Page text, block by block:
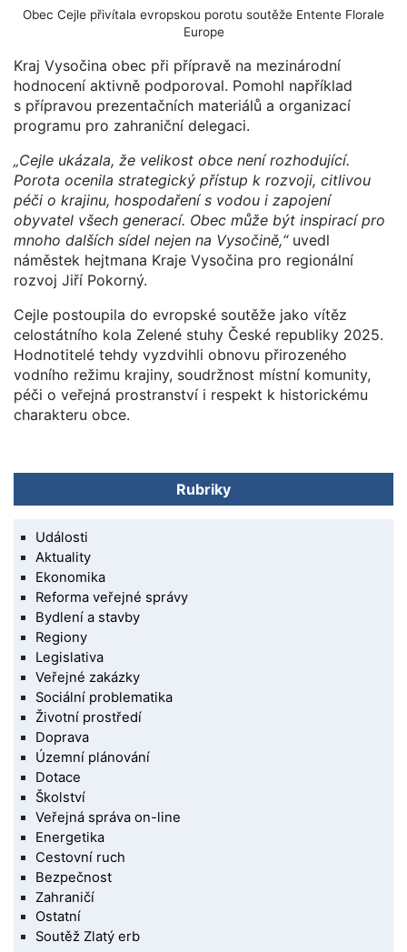
Obec Cejle přivítala evropskou porotu soutěže Entente Florale
Europe
Kraj Vysočina obec při přípravě na mezinárodní
hodnocení aktivně podporoval. Pomohl například
s přípravou prezentačních materiálů a organizací
programu pro zahraniční delegaci.
„Cejle ukázala, že velikost obce není rozhodující.
Porota ocenila strategický přístup k rozvoji, citlivou
péči o krajinu, hospodaření s vodou i zapojení
obyvatel všech generací. Obec může být inspirací pro
mnoho dalších sídel nejen na Vysočině,“uvedl
náměstek hejtmana Kraje Vysočina pro regionální
rozvoj Jiří Pokorný.
Cejle postoupila do evropské soutěže jako vítěz
celostátního kola Zelené stuhy České republiky 2025.
Hodnotitelé tehdy vyzdvihli obnovu přirozeného
vodního režimu krajiny, soudržnost místní komunity,
péči o veřejná prostranství i respekt k historickému
charakteru obce.
Rubriky
Události
Aktuality
Ekonomika
Reforma veřejné správy
Bydlení a stavby
Regiony
Legislativa
Veřejné zakázky
Sociální problematika
Životní prostředí
Doprava
Územní plánování
Dotace
Školství
Veřejná správa on-line
Energetika
Cestovní ruch
Bezpečnost
Zahraničí
Ostatní
Soutěž Zlatý erb